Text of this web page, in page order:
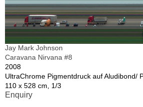
Jay Mark Johnson
Caravana Nirvana #8
2008
UltraChrome Pigmentdruck auf Aludibond/
110 x 528 cm, 1/3
Enquiry